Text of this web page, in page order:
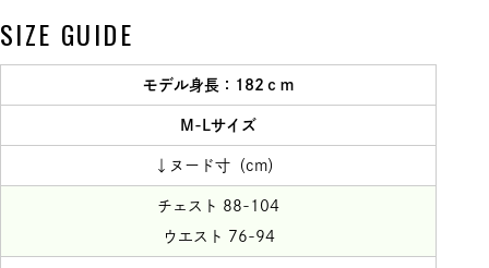
SIZE GUIDE
モデル身長：182ｃｍ
M-Lサイズ
↓ヌード寸（cm）
チェスト 88-104
ウエスト 76-94